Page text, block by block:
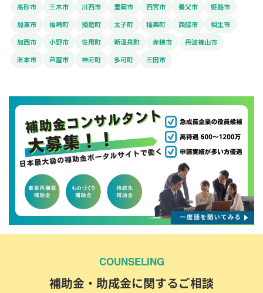
高砂市
三木市 川西市 豊岡市 西宮市 養父市
姫路市
加東市
福崎町 播磨町 太子町 稲美町 西脇市
相生市
加西市
小野市 佐用町 新温泉町 赤穂市
丹波篠山市
洲本市
芦屋市 神河町 多可町 三田市
COUNSELING
補助金・助成金に関するご相談